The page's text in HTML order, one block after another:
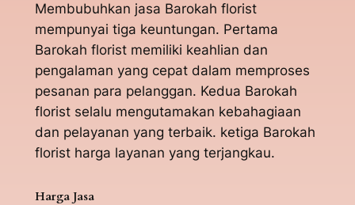
Membubuhkan jasa Barokah florist
mempunyai tiga keuntungan. Pertama
Barokah florist memiliki keahlian dan
pengalaman yang cepat dalam memproses
pesanan para pelanggan. Kedua Barokah
florist selalu mengutamakan kebahagiaan
dan pelayanan yang terbaik. ketiga Barokah
florist harga layanan yang terjangkau.
Harga Jasa